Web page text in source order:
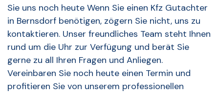
Sie uns noch heute Wenn Sie einen Kfz Gutachter
in Bernsdorf benötigen, zögern Sie nicht, uns zu
kontaktieren. Unser freundliches Team steht Ihnen
rund um die Uhr zur Verfügung und berät Sie
gerne zu all Ihren Fragen und Anliegen.
Vereinbaren Sie noch heute einen Termin und
profitieren Sie von unserem professionellen